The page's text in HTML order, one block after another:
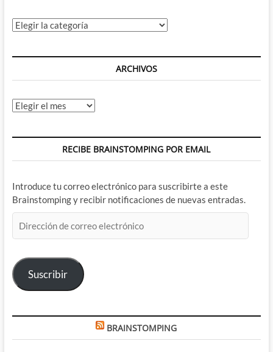
Categorías
ARCHIVOS
Archivos
RECIBE BRAINSTOMPING POR EMAIL
Introduce tu correo electrónico para suscribirte a este
Brainstomping y recibir notificaciones de nuevas entradas.
de
electrónico
Suscribir
BRAINSTOMPING